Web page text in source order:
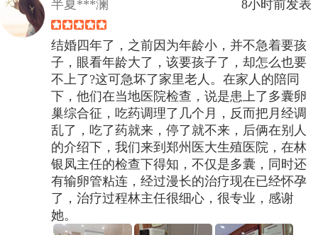
半夏***澜 8小时前发表
结婚四年了，之前因为年龄小，并不急着要孩
子，眼看年龄大了，该要孩子了，却怎么也要
不上了?这可急坏了家里老人。在家人的陪同
下，他们在当地医院检查，说是患上了多囊卵
巢综合征，吃药调理了几个月，反而把月经调
乱了，吃了药就来，停了就不来，后俩在别人
的介绍下，我们来到郑州医大生殖医院，在林
银凤主任的检查下得知，不仅是多囊，同时还
有输卵管粘连，经过漫长的治疗现在已经怀孕
了，治疗过程林主任很细心，很专业，感谢
她。